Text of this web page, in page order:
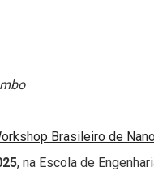
Brasileiro de
, na Escola de